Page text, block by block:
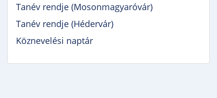
Tanév rendje (Mosonmagyaróvár)
Tanév rendje (Hédervár)
Köznevelési naptár